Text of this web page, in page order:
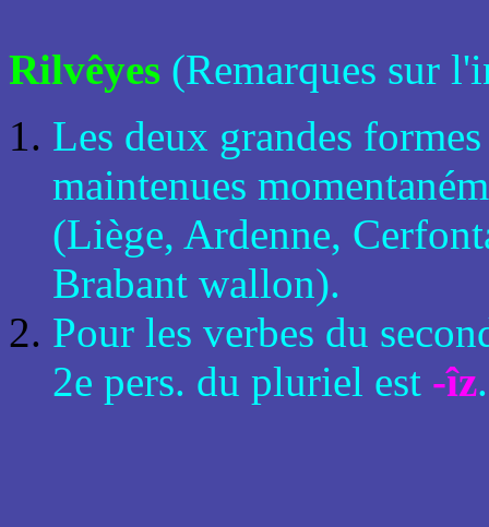
Rilvêyes (Remarques sur
Les deux grandes
maintenues
(Liège, Ardenne,
Brabant wallon).
Pour les verbes du
2e pers. du pluriel est -îz.